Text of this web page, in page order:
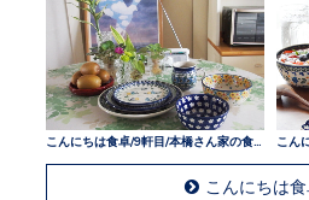
こんにちは食卓/9軒目/本橋さん家の食卓
こんにちは